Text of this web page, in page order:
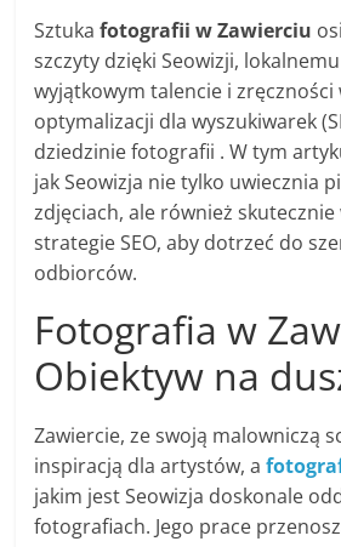
Sztukafotografii w Zawierciu
szczyty dzięki Seowizji,
wyjątkowym talencie i zręczności
optymalizacji dla wyszukiwarek
dziedzinie fotografii . W tym
jak Seowizja nie tylko uwiecznia
zdjęciach, ale również
strategie SEO, aby dotrzeć do
odbiorców.
Fotografia w
Obiektyw na
Zawiercie, ze swoją malowniczą
inspiracją dla artystów, a
jakim jest Seowizja doskonale
fotografiach. Jego prace